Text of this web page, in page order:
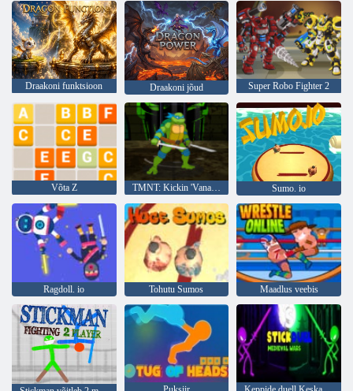
Draakoni funktsioon Draakoni jõud Super Robo Fighter 2
Võta Z TMNT: Kickin 'Vanaviisi Sumo. io
Ragdoll. io Tohutu Sumos Maadlus veebis